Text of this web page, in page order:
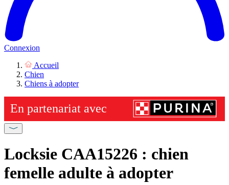
Connexion
Accueil
Chien
Chiens à adopter
Locksie CAA15226 : chien
femelle adulte à adopter